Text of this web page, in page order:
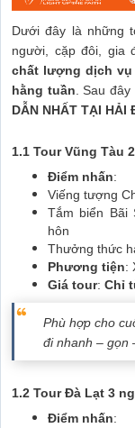
Dưới đây là những
người, cặp đôi, gia
chất lượng dịch vụ
hằng tuần . Sau đây
DẪN NHẤT TẠI HẢI
1.1 Tour Vũng Tàu
Điểm nhấn:
Viếng tượng
Tắm biển Bãi
hôn
Thưởng thức
Phương tiện:
Giá tour: Chỉ
Phù hợp cho
đi nhanh – gọn
1.2 Tour Đà Lạt 3
Điểm nhấn: